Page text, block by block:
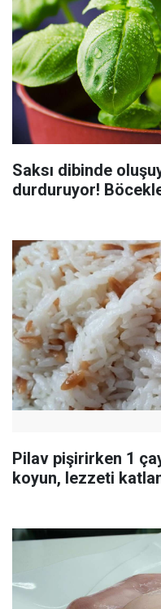
Saksı dibinde
durduruyor!
Pilav pişirirken 1
koyun, lezzeti